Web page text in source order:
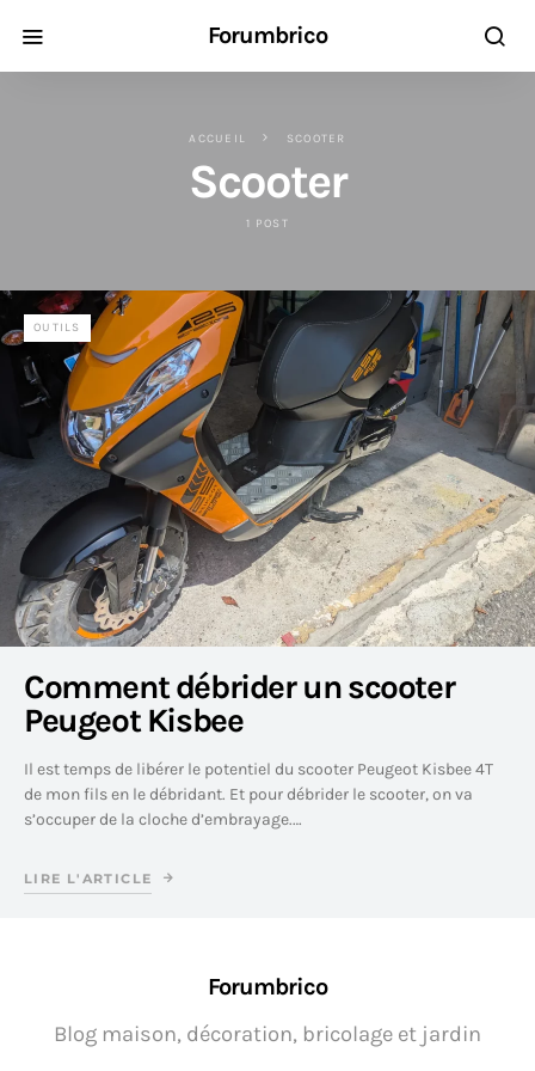
Forumbrico
ACCUEIL SCOOTER
Scooter
1 POST
OUTILS
Comment débrider un scooter
Peugeot Kisbee
Il est temps de libérer le potentiel du scooter Peugeot Kisbee 4T
de mon fils en le débridant. Et pour débrider le scooter, on va
s’occuper de la cloche d’embrayage.…
LIRE L'ARTICLE
Forumbrico
Blog maison, décoration, bricolage et jardin